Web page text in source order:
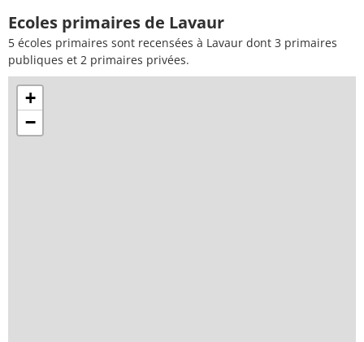
Ecoles primaires de Lavaur
5 écoles primaires sont recensées à Lavaur dont 3 primaires
publiques et 2 primaires privées.
+
−